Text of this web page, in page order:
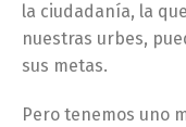
la ciudadanía, la
nuestras urbes,
sus metas.
Pero tenemos uno